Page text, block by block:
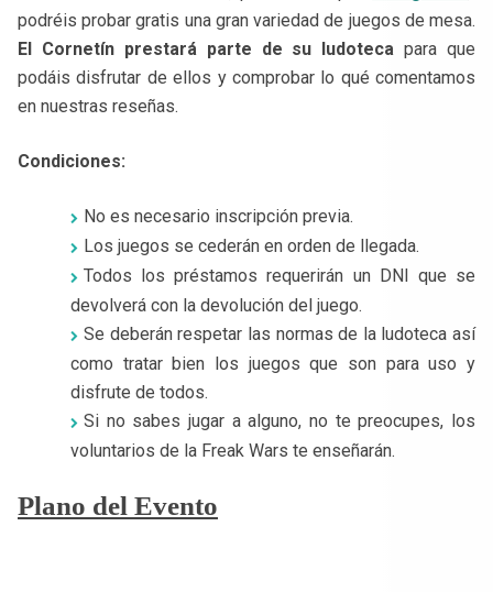
podréis probar gratis una gran variedad de juegos de mesa.
El Cornetín prestará parte de su ludoteca para que
podáis disfrutar de ellos y comprobar lo qué comentamos
en nuestras reseñas.
Condiciones:
No es necesario inscripción previa.
Los juegos se cederán en orden de llegada.
Todos los préstamos requerirán un DNI que se
devolverá con la devolución del juego.
Se deberán respetar las normas de la ludoteca así
como tratar bien los juegos que son para uso y
disfrute de todos.
Si no sabes jugar a alguno, no te preocupes, los
voluntarios de la Freak Wars te enseñarán.
Plano del Evento